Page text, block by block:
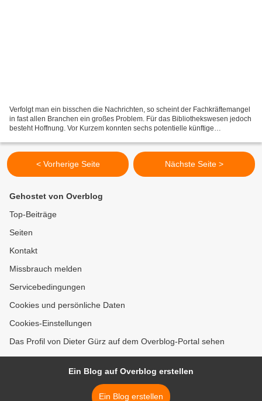
Verfolgt man ein bisschen die Nachrichten, so scheint der Fachkräftemangel
in fast allen Branchen ein großes Problem. Für das Bibliothekswesen jedoch
besteht Hoffnung. Vor Kurzem konnten sechs potentielle künftige
< Vorherige Seite Nächste Seite >
Gehostet von Overblog
Top-Beiträge
Seiten
Kontakt
Missbrauch melden
Servicebedingungen
Cookies und persönliche Daten
Cookies-Einstellungen
Das Profil von Dieter Gürz auf dem Overblog-Portal sehen
Ein Blog auf Overblog erstellen
Ein Blog erstellen